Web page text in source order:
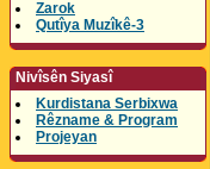
Zarok
Qutîya Muzîkê-3
Nivîsên Siyasî
Kurdistana Serbixwa
Rêzname & Program
Projeyan